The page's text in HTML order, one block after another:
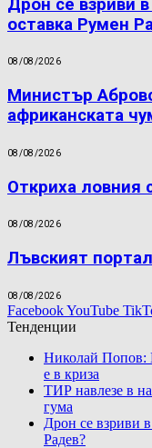
Дрон се взриви
оставка Румен
08/08/2026
Министър
африканската
08/08/2026
Откриха ловния
08/08/2026
Лъвският
08/08/2026
FacebookYouTube
Тенденции
Николай Попов:
е в криза
ТИР навлезе в
гума
Дрон се взриви
Радев?